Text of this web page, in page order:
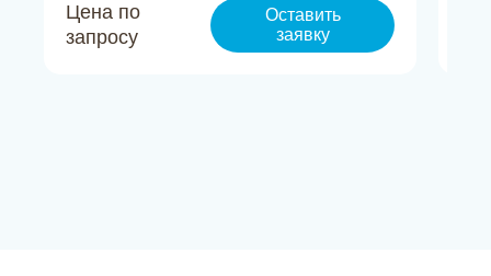
Цена по
запросу
Оставить
заявку